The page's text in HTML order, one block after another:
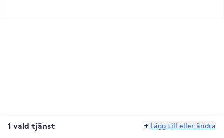
1 vald tjänst Lägg till eller ändra